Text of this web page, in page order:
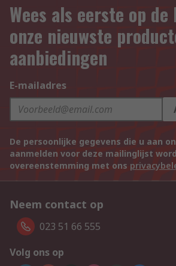
Wees als eerste op
onze nieuwste
aanbiedingen
E-mailadres
De persoonlijke gegevens die u aan
aanmelden voor deze mailinglijst
overeenstemming met ons
Neem contact op
023 51 66 555
Volg ons op